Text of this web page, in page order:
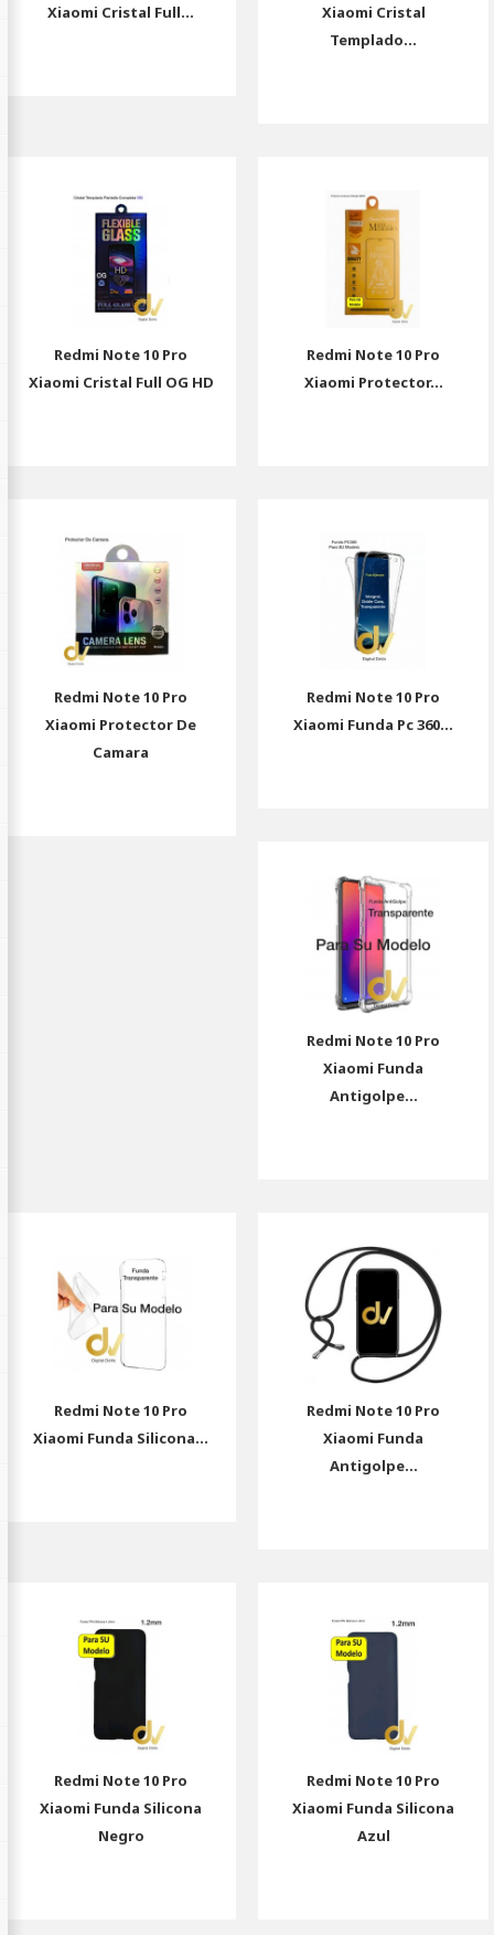
Xiaomi Cristal Full...
Xiaomi Cristal
Templado...
Redmi Note 10 Pro
Xiaomi Cristal Full OG HD
Redmi Note 10 Pro
Xiaomi Protector...
Redmi Note 10 Pro
Xiaomi Protector De
Camara
Redmi Note 10 Pro
Xiaomi Funda Pc 360...
Redmi Note 10 Pro
Xiaomi Funda
Antigolpe...
Redmi Note 10 Pro
Xiaomi Funda Silicona...
Redmi Note 10 Pro
Xiaomi Funda
Antigolpe...
Redmi Note 10 Pro
Xiaomi Funda Silicona
Negro
Redmi Note 10 Pro
Xiaomi Funda Silicona
Azul